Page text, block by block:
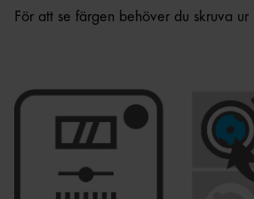
För att se färgen behöver du skruva ur